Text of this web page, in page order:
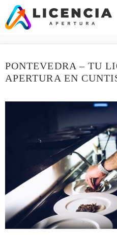
Saltar
contenido
PONTEVEDRA – TU
APERTURA EN